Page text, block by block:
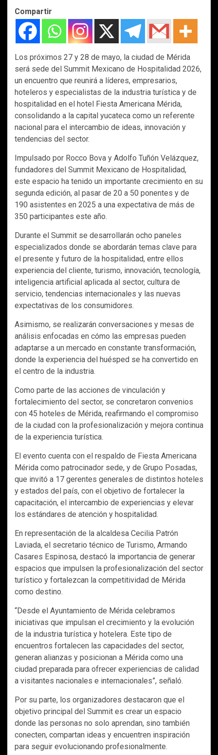
Compartir
Los próximos 27 y 28 de mayo, la ciudad de Mérida
será sede del Summit Mexicano de Hospitalidad 2026,
un encuentro que reunirá a líderes, empresarios,
hoteleros y especialistas de la industria turística y de
hospitalidad en el hotel Fiesta Americana Mérida,
consolidando a la capital yucateca como un referente
nacional para el intercambio de ideas, innovación y
tendencias del sector.
Impulsado por Rocco Bova y Adolfo Tuñón Velázquez,
fundadores del Summit Mexicano de Hospitalidad,
este espacio ha tenido un importante crecimiento en su
segunda edición, al pasar de 20 a 50 ponentes y de
190 asistentes en 2025 a una expectativa de más de
350 participantes este año.
Durante el Summit se desarrollarán ocho paneles
especializados donde se abordarán temas clave para
el presente y futuro de la hospitalidad, entre ellos
experiencia del cliente, turismo, innovación, tecnología,
inteligencia artificial aplicada al sector, cultura de
servicio, tendencias internacionales y las nuevas
expectativas de los consumidores.
Asimismo, se realizarán conversaciones y mesas de
análisis enfocadas en cómo las empresas pueden
adaptarse a un mercado en constante transformación,
donde la experiencia del huésped se ha convertido en
el centro de la industria.
Como parte de las acciones de vinculación y
fortalecimiento del sector, se concretaron convenios
con 45 hoteles de Mérida, reafirmando el compromiso
de la ciudad con la profesionalización y mejora continua
de la experiencia turística.
El evento cuenta con el respaldo de Fiesta Americana
Mérida como patrocinador sede, y de Grupo Posadas,
que invitó a 17 gerentes generales de distintos hoteles
y estados del país, con el objetivo de fortalecer la
capacitación, el intercambio de experiencias y elevar
los estándares de atención y hospitalidad.
En representación de la alcaldesa Cecilia Patrón
Laviada, el secretario técnico de Turismo, Armando
Casares Espinosa, destacó la importancia de generar
espacios que impulsen la profesionalización del sector
turístico y fortalezcan la competitividad de Mérida
como destino.
“Desde el Ayuntamiento de Mérida celebramos
iniciativas que impulsan el crecimiento y la evolución
de la industria turística y hotelera. Este tipo de
encuentros fortalecen las capacidades del sector,
generan alianzas y posicionan a Mérida como una
ciudad preparada para ofrecer experiencias de calidad
a visitantes nacionales e internacionales”, señaló.
Por su parte, los organizadores destacaron que el
objetivo principal del Summit es crear un espacio
donde las personas no solo aprendan, sino también
conecten, compartan ideas y encuentren inspiración
para seguir evolucionando profesionalmente.